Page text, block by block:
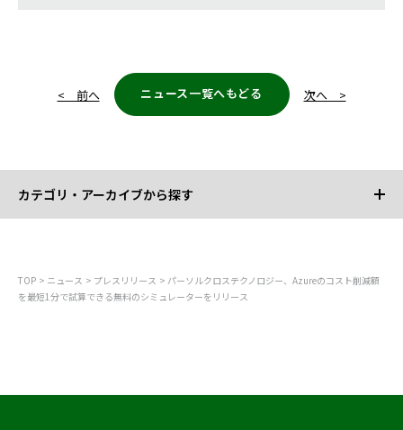
カテゴリ・アーカイブから探す
すべて
< 前へ ニュース一覧へもどる 次へ >
TOP ニュース プレスリリース
パーソルクロステクノロジー、Azureのコスト削減額
を最短1分で試算できる無料のシミュレーターをリリース